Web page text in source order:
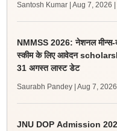
Santosh Kumar | Aug 7, 2026
NMMSS 2026: नेशनल मीन्स-
स्कीम के लिए आवेदन
31 अगस्त लास्ट डेट
Saurabh Pandey | Aug 7, 2026
JNU DOP Admission